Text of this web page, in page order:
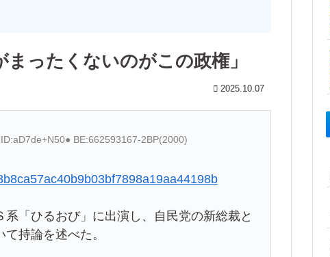
ったくないのがこの政権」
2025.10.07
BE:662593167-2BP(2000)
「ひるおび」に出演し、自民党の新総裁と
持論を述べた。